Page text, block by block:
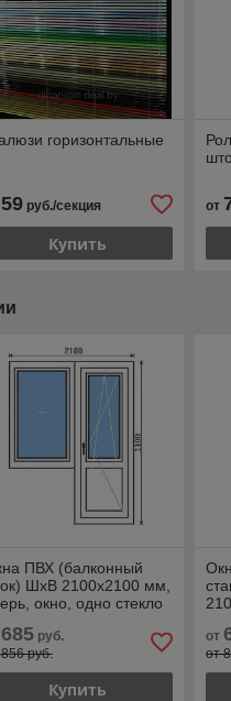
горизонтальные
59руб./секция
Купить
от
ПВХ (балконный
ШхВ 2100х2100 мм,
окно, одно стекло
685руб.
руб.
Купить
от
от